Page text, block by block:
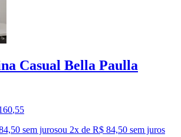
Casual Bella Paulla
,55
sem jurosou 2x de R$ 84,50 sem juros